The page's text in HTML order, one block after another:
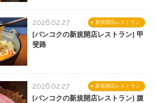
新規開店レストラン
2026.02.27
[バンコクの新規開店レストラン] 甲
斐路
新規開店レストラン
2026.02.27
[バンコクの新規開店レストラン] 腹